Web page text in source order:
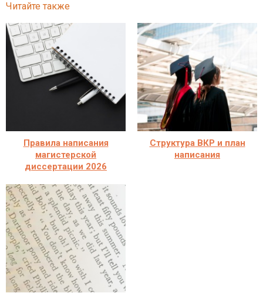
Читайте также
Правила написания
магистерской
диссертации 2026
Структура ВКР и план
написания